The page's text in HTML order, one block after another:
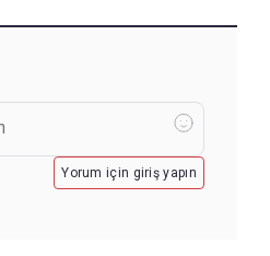
Yorum için giriş yapın